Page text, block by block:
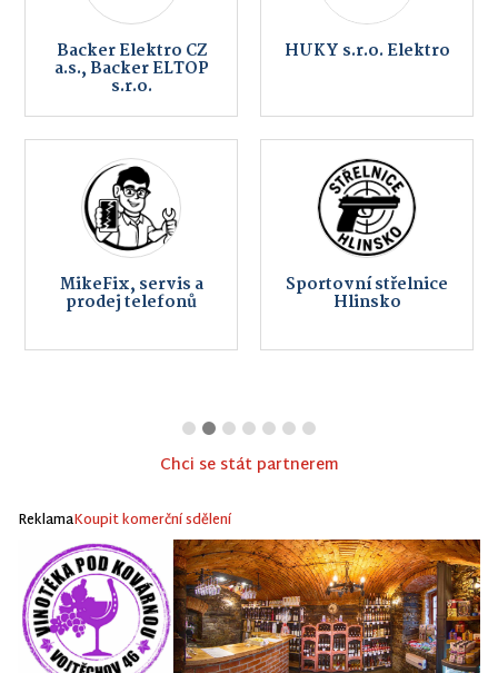
Backer Elektro CZ
a.s., Backer ELTOP
s.r.o.
HUKY s.r.o. Elektro
MikeFix, servis a
prodej telefonů
Sportovní střelnice
Hlinsko
Chci se stát partnerem
ReklamaKoupit komerční sdělení